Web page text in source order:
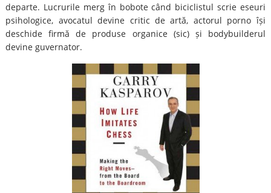
departe. Lucrurile merg în bobote când biciclistul scrie eseuri
psihologice, avocatul devine critic de artă, actorul porno își
deschide firmă de produse organice (sic) și bodybuilderul
devine guvernator.